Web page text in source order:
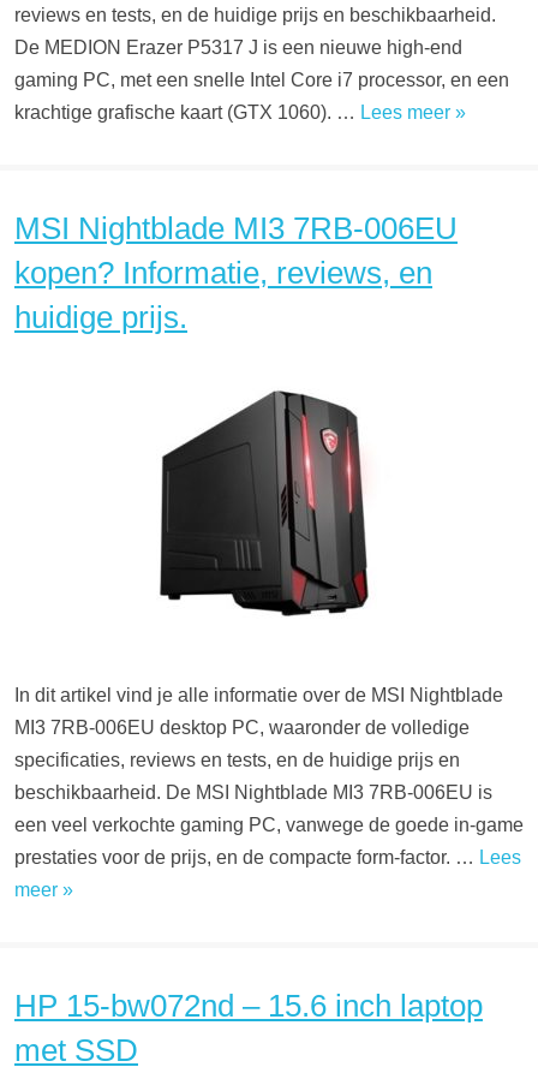
reviews en tests, en de huidige prijs en beschikbaarheid.
De MEDION Erazer P5317 J is een nieuwe high-end
gaming PC, met een snelle Intel Core i7 processor, en een
krachtige grafische kaart (GTX 1060). … Lees meer »
MSI Nightblade MI3 7RB-006EU
kopen? Informatie, reviews, en
huidige prijs.
In dit artikel vind je alle informatie over de MSI Nightblade
MI3 7RB-006EU desktop PC, waaronder de volledige
specificaties, reviews en tests, en de huidige prijs en
beschikbaarheid. De MSI Nightblade MI3 7RB-006EU is
een veel verkochte gaming PC, vanwege de goede in-game
prestaties voor de prijs, en de compacte form-factor. … Lees
meer »
HP 15-bw072nd – 15.6 inch laptop
met SSD